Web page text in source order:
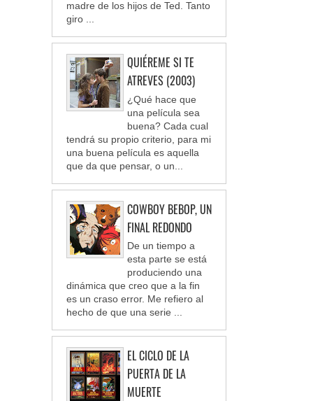
madre de los hijos de Ted. Tanto
giro ...
QUIÉREME SI TE
ATREVES (2003)
¿Qué hace que
una película sea
buena? Cada cual
tendrá su propio criterio, para mi
una buena película es aquella
que da que pensar, o un...
COWBOY BEBOP, UN
FINAL REDONDO
De un tiempo a
esta parte se está
produciendo una
dinámica que creo que a la fin
es un craso error. Me refiero al
hecho de que una serie ...
EL CICLO DE LA
PUERTA DE LA
MUERTE